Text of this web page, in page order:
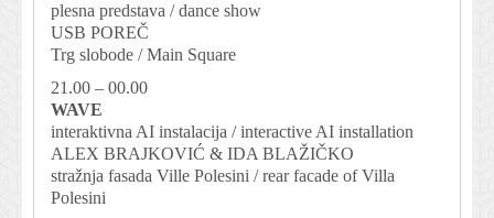
plesna predstava / dance show
USB POREČ
Trg slobode / Main Square
21.00 – 00.00
WAVE
interaktivna AI instalacija / interactive AI installation
ALEX BRAJKOVIĆ & IDA BLAŽIČKO
stražnja fasada Ville Polesini / rear facade of Villa
Polesini